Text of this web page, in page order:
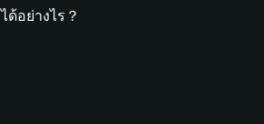
อย่างไร？